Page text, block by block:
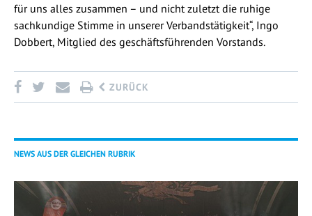
für uns alles zusammen – und nicht zuletzt die ruhige
sachkundige Stimme in unserer Verbandstätigkeit“, Ingo
Dobbert, Mitglied des geschäftsführenden Vorstands.
ZURÜCK
NEWS AUS DER GLEICHEN RUBRIK